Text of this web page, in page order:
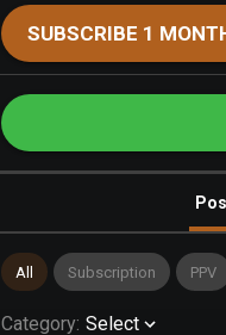
SUBSCRIBE 1
All Subscription PPV
Category: Select